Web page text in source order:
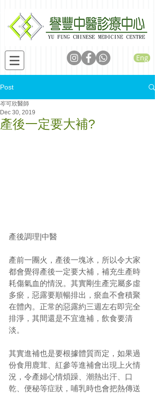
Eng
Post
產後一定要大補?
岑可欣醫師
Dec 30, 2019
產後調理|中醫
產前一團火，產後一塊冰，所以令大家
都會覺得產後一定要大補，補充生產時
耗傷氣血的情況。其實剛生產完屬多虛
多瘀，惡露要順暢排出，瘀血不會積聚
在體內。正常的惡露約三週左右即完全
排淨，其間還是不宜進補，飲食要清
淡。
其實進補也是要根據體質而定，如果過
份食用鹿茸、紅參等進補會出現上火情
況，令產婦心情煩躁、潮熱出汗、口
乾、便秘等症狀，哺乳時也會把熱傳送